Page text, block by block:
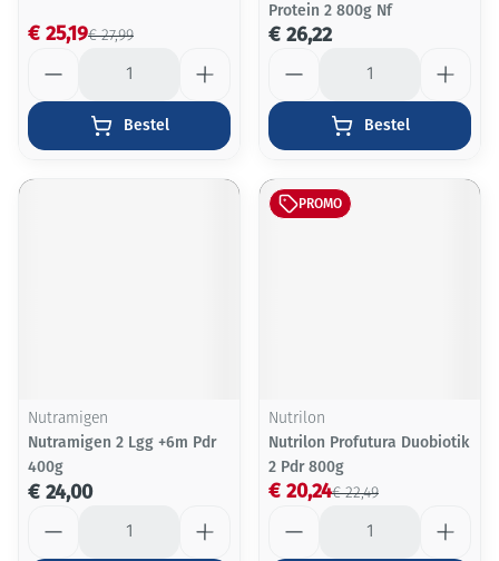
€ 27,99
€ 25,19
Bestel
Protein 2 800g Nf
€ 26,22
Bestel
Nutramigen
Nutramigen 2 Lgg +6m Pdr
400g
€ 24,00
PROMO
Nutrilon
Nutrilon Profutura Duobiotik
2 Pdr 800g
€ 22,49
€ 20,24